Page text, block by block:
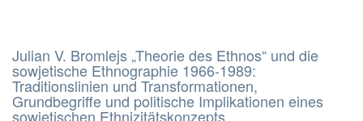
Julian V. Bromlejs „Theorie des Ethnos“ und die
sowjetische Ethnographie 1966-1989:
Traditionslinien und Transformationen,
Grundbegriffe und politische Implikationen eines
sowjetischen Ethnizitätskonzepts